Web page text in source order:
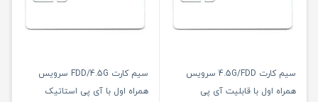
سیم کارت 4.5G/FDD سرویس
همراه اول با قابلیت آی پی
سیم کارت FDD/4.5G سرویس
همراه اول با آی پی استاتیک